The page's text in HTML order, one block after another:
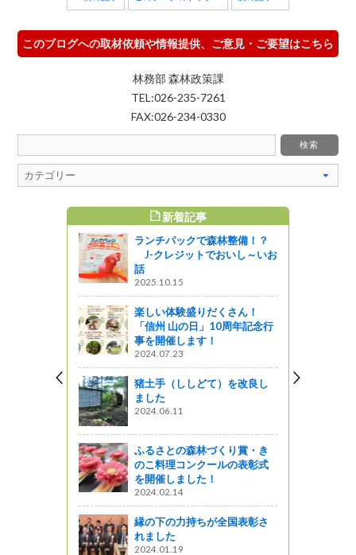
このブログへの取材依頼や情報提供、ご意見・ご要望はこちら
林務部 森林政策課
TEL:026-235-7261
FAX:026-234-0330
新着記事
ランチパックで森林整備！？
J-クレジットでおいし～いお
話
2025.10.15
楽しい体験盛りだくさん！
「信州 山の日」10周年記念行
事を開催します！
2024.07.23
猪土手（ししどて）を改良し
ました
2024.06.11
ふるさとの森林づくり賞・き
のこ料理コンクールの表彰式
を開催しました！
2024.02.14
縁の下の力持ちが全国表彰さ
れました
2024.01.19